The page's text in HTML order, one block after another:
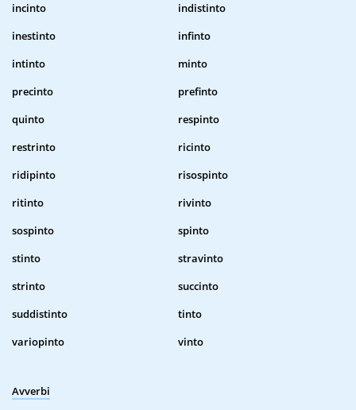
incinto
indistinto
inestinto
infinto
intinto
minto
precinto
prefinto
quinto
respinto
restrinto
ricinto
ridipinto
risospinto
ritinto
rivinto
sospinto
spinto
stinto
stravinto
strinto
succinto
suddistinto
tinto
variopinto
vinto
Avverbi